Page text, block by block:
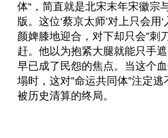
体“，简直就是北宋末年宋徽宗
版。这位‘蔡京太师’对上只会用
颜婢膝地迎合，对下却只会”刺
赶。他以为抱紧大腿就能只手
早已成了民怨的焦点。当这个
塌时，这对”命运共同体”注定逃
被历史清算的终局。